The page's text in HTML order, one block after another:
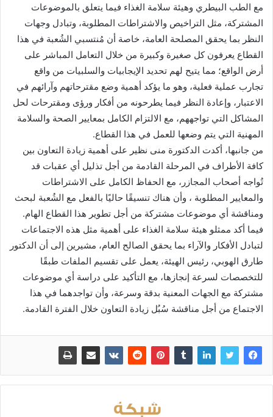
مع الطب البيطري وهيئة سلامة الغذاء فيما يتعلق بالموضوعات
المشتركة، مثل التراخيص والاشتراطات المطلوبة، وتبادل وجهات
النظر بما يحقق المصلحة العامة، خاصة أن مُنتسبي الشُعبة في هذا
القطاع يعرفون كل صغيرة وكبيرة من خلال التعامل المباشر على
أرض الواقع؛ مما يتيح لهم تحديد الإيجابيات والسلبيات من واقع
تجارب عملية فعلية، وهو ما يؤكد أهمية وضع مقترحاتهم وآرائهم في
الاعتبار، وإعادة النظر فيما يطرحونه من أفكار ورؤى ومقترحات لحل
المشاكل التي تواجههم، مع الالتزام الكامل بمعايير الصحة والسلامة
المهنية التي يتم وضعها للعمل في هذا القطاع.
من جانبها، أكدت الدكتورة منى نظير على أهمية زيادة التعاون بين
كافة الأطراف في المرحلة القادمة من أجل تذليل أي عقبات قد
تُواجه أصحاب المجازر، مع الحفاظ الكامل على الاشتراطات
والمعايير المطلوبة ، وأن هناك تنسيقًا حاليًا بالفعل مع الشُعبة لبحث
ومناقشة أي موضوعات مشتركة من أجل تطوير هذا القطاع الهام.
فيما أكد ممثلو هيئة سلامة الغذاء على أهمية مثل هذه الاجتماعات
لتبادل الأفكار والآراء بما يحقق الصالح العام، مشيرين إلى أن الدكتور
طارق الهوبي، رئيس الهيئة، يعمل على تقسيم الملفات طبقًا
للتخصصات لسرعة إنجازها، مع التأكيد على دراسة أي موضوعات
مشتركة مع الجهات المعنية بدقة وسرعة، وأن تواجدهما في هذا
الاجتماع من أجل مناقشة سُبُل زيادة التعاون خلال الفترة القادمة.